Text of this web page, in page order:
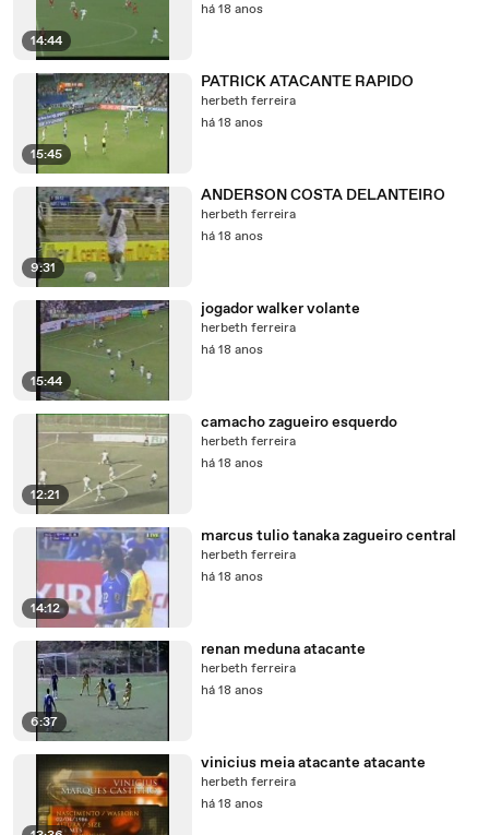
14:44
há 18 anos
15:45
PATRICK ATACANTE RAPIDO
herbeth ferreira
há 18 anos
9:31
ANDERSON COSTA DELANTEIRO
herbeth ferreira
há 18 anos
15:44
jogador walker volante
herbeth ferreira
há 18 anos
12:21
camacho zagueiro esquerdo
herbeth ferreira
há 18 anos
14:12
marcus tulio tanaka zagueiro central
herbeth ferreira
há 18 anos
6:37
renan meduna atacante
herbeth ferreira
há 18 anos
vinicius meia atacante atacante
herbeth ferreira
há 18 anos